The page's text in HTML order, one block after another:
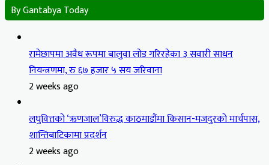
By Gantabya Today
रामेछापमा अवैध रूपमा बालुवा लोड गरिरहेका ३ सवारी साधन
नियन्त्रणमा, रु ६७ हजार ५ सय जरिवाना
2 weeks ago
लघुवित्तको ‘ऋणजाल’विरुद्ध काठमाडौंमा किसान-मजदुरको मार्चपास,
शान्तिबाटिकामा प्रदर्शन
2 weeks ago